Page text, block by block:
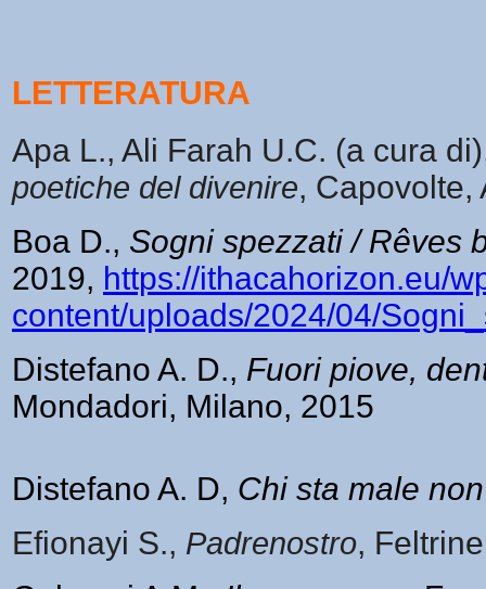
LETTERATURA
Apa L., Ali Farah U.C. (a cura
poetiche del divenire, Capovolte,
Boa D., Sogni spezzati / Rêves
2019, https://ithacahorizon.eu/
content/uploads/2024/04/
Distefano A. D., Fuori piove,
Mondadori, Milano, 2015
Distefano A. D, Chi sta male
Efionayi S., Padrenostro,